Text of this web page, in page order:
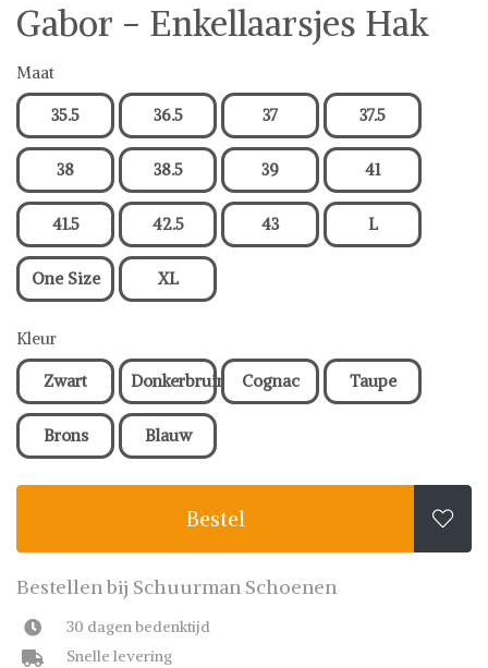
Gabor - Enkellaarsjes Hak
Maat
35.5 36.5 37 37.5
38 38.5 39 41
41.5 42.5 43 L
One Size XL
Kleur
Zwart Donkerbruin Cognac Taupe
Brons Blauw
Bestel 
Bestellen bij Schuurman Schoenen
30 dagen bedenktijd
Snelle levering